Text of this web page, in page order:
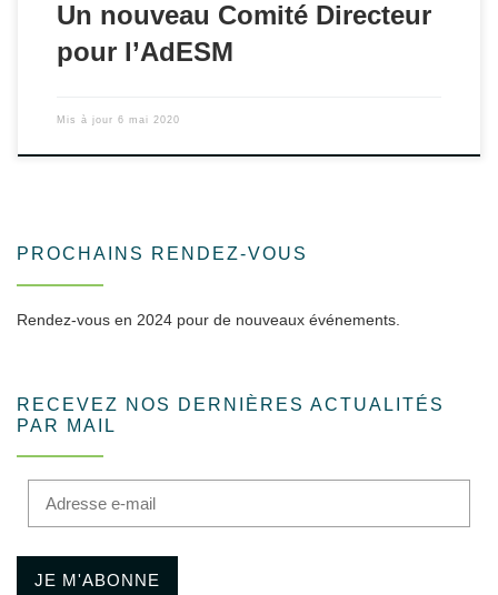
Un nouveau Comité Directeur
pour l’AdESM
Mis à jour 6 mai 2020
PROCHAINS RENDEZ-VOUS
Rendez-vous en 2024 pour de nouveaux événements.
RECEVEZ NOS DERNIÈRES ACTUALITÉS
PAR MAIL
JE M'ABONNE